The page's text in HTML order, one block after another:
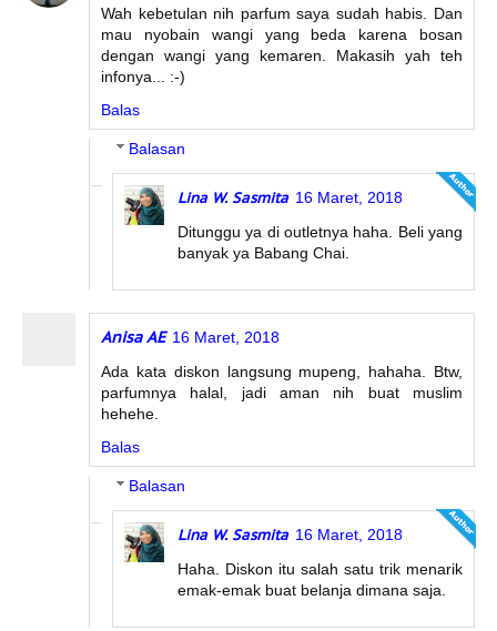
Wah kebetulan nih parfum saya sudah habis. Dan
mau nyobain wangi yang beda karena bosan
dengan wangi yang kemaren. Makasih yah teh
infonya... :-)
Balas
Balasan
Lina W. Sasmita 16 Maret, 2018
Ditunggu ya di outletnya haha. Beli yang
banyak ya Babang Chai.
Anisa AE 16 Maret, 2018
Ada kata diskon langsung mupeng, hahaha. Btw,
parfumnya halal, jadi aman nih buat muslim
hehehe.
Balas
Balasan
Lina W. Sasmita 16 Maret, 2018
Haha. Diskon itu salah satu trik menarik
emak-emak buat belanja dimana saja.